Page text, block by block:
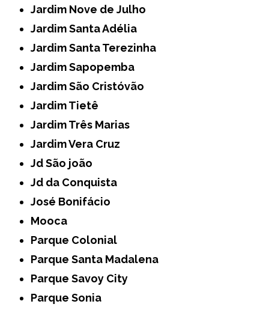
Jardim Nove de Julho
Jardim Santa Adélia
Jardim Santa Terezinha
Jardim Sapopemba
Jardim São Cristóvão
Jardim Tietê
Jardim Três Marias
Jardim Vera Cruz
Jd São joão
Jd da Conquista
José Bonifácio
Mooca
Parque Colonial
Parque Santa Madalena
Parque Savoy City
Parque Sonia